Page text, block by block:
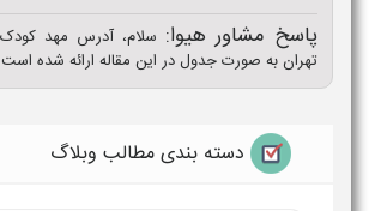
پاسخ مشاور هیوا:سلام، آدرس مهد کودک های
تهران به صورت جدول در این مقاله ارائه شده است.
دسته بندی مطالب وبلاگ